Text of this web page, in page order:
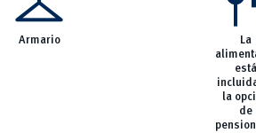
Armario
La
está
la
de